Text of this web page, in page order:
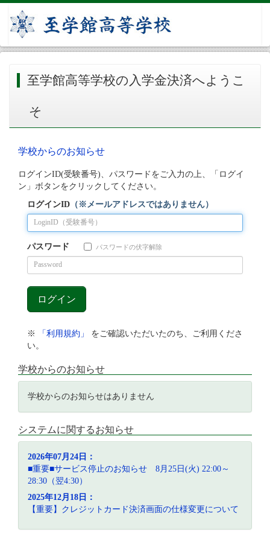
至学館高等学校の入学金決済へようこ
そ
学校からのお知らせ
ログインID(受験番号)、パスワードをご入力の上、「ログイ
ン」ボタンをクリックしてください。
ログインID （※メールアドレスではありません）
パスワード パスワードの伏字解除
※ 「利用規約」
をご確認いただいたのち、ご利用くださ
い。
学校からのお知らせ
学校からのお知らせはありません
システムに関するお知らせ
2026年07月24日：
■重要■サービス停止のお知らせ 8月25日(火) 22:00～
28:30（翌4:30）
2025年12月18日：
【重要】クレジットカード決済画面の仕様変更について